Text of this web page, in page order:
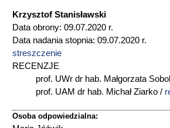
Krzysztof Stanisławski
Data obrony: 09.07.2020 r.
Data nadania stopnia: 09.07.2020 r.
streszczenie
RECENZJE
prof. UWr dr hab. Małgorzata
prof. UAM dr hab. Michał Ziarko /
Osoba odpowiedzialna: